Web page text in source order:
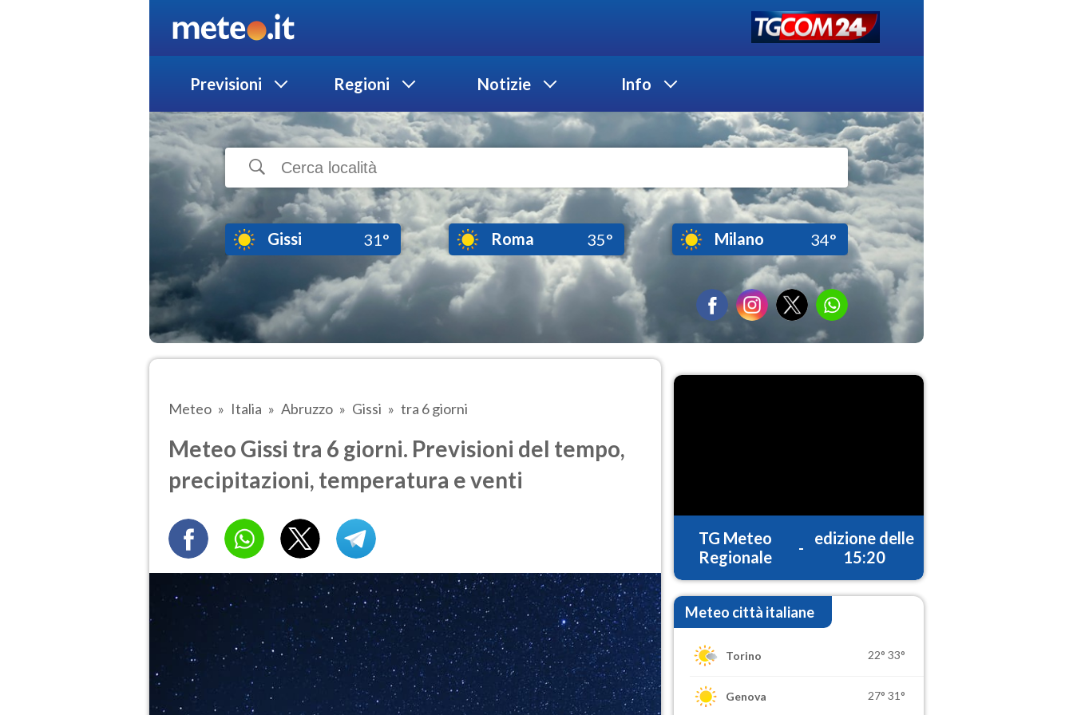
Previsioni Regioni Notizie Info
Gissi 31° Roma 35° Milano 34°
Meteo Italia Abruzzo Gissi tra 6 giorni
Meteo Gissi tra 6 giorni. Previsioni del tempo,
precipitazioni, temperatura e venti
TG Meteo
Regionale
-
edizione delle
15:20
Meteo città italiane
Torino 22° 33°
Genova 27° 31°